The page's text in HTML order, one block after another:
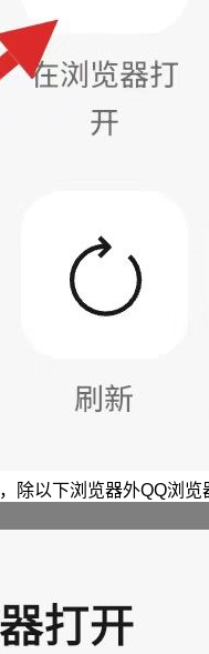
除以下浏览器外QQ浏